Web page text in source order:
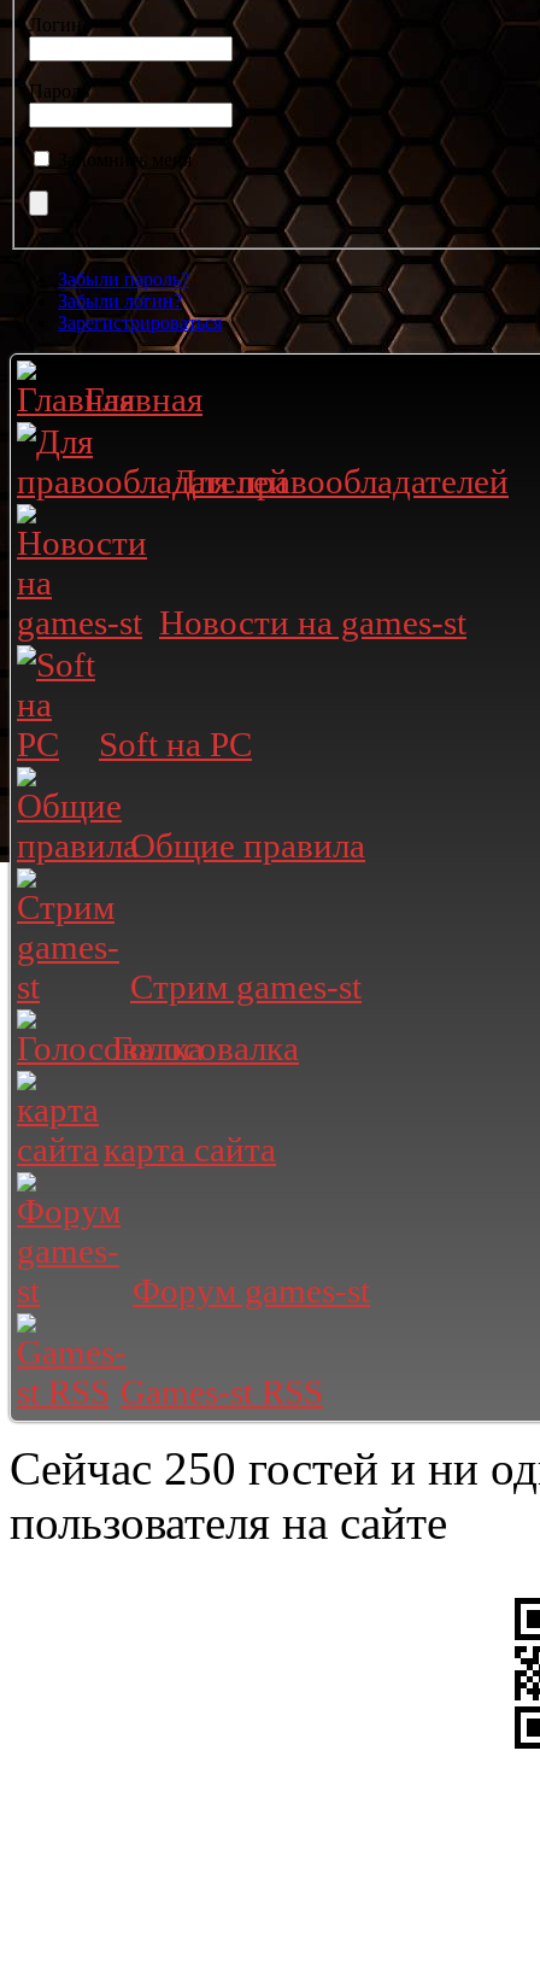
Логин
Пароль
Запомнить меня
Забыли пароль?
Забыли логин?
Зарегистрироваться
Главная
Для правообладателей
Новости на games-st
Soft на PC
Общие правила
Стрим games-st
Голосовалка
карта сайта
Форум games-st
Games-st RSS
Сейчас 250 гостей и ни
пользователя на сайте